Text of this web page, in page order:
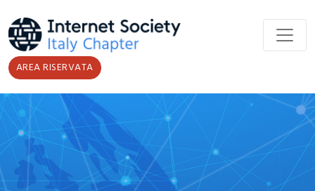
AREA RISERVATA